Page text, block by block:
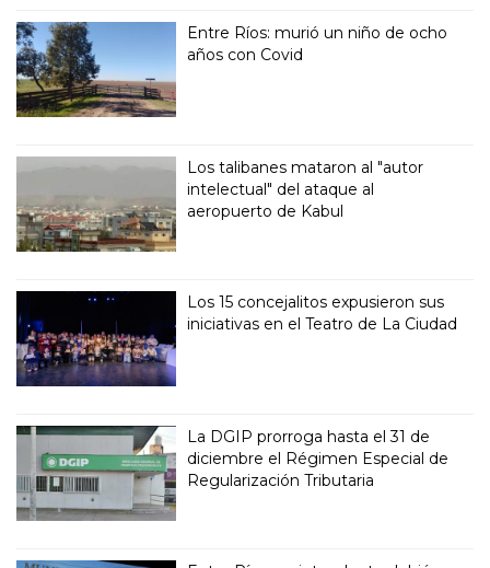
Entre Ríos: murió un niño de ocho
años con Covid
Los talibanes mataron al "autor
intelectual" del ataque al
aeropuerto de Kabul
Los 15 concejalitos expusieron sus
iniciativas en el Teatro de La Ciudad
La DGIP prorroga hasta el 31 de
diciembre el Régimen Especial de
Regularización Tributaria